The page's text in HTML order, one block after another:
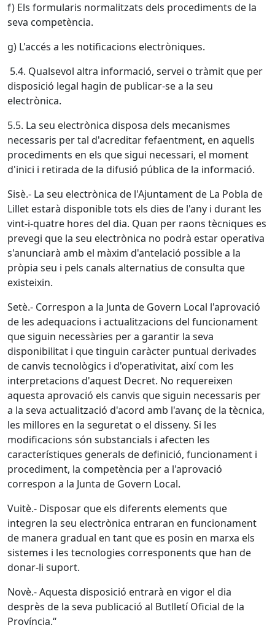
f) Els formularis normalitzats dels procediments de la
seva competència.
g) L'accés a les notificacions electròniques.
5.4. Qualsevol altra informació, servei o tràmit que per
disposició legal hagin de publicar-se a la seu
electrònica.
5.5. La seu electrònica disposa dels mecanismes
necessaris per tal d'acreditar fefaentment, en aquells
procediments en els que sigui necessari, el moment
d'inici i retirada de la difusió pública de la informació.
Sisè.- La seu electrònica de l'Ajuntament de La Pobla de
Lillet estarà disponible tots els dies de l'any i durant les
vint-i-quatre hores del dia. Quan per raons tècniques es
prevegi que la seu electrònica no podrà estar operativa
s'anunciarà amb el màxim d'antelació possible a la
pròpia seu i pels canals alternatius de consulta que
existeixin.
Setè.- Correspon a la Junta de Govern Local l'aprovació
de les adequacions i actualitzacions del funcionament
que siguin necessàries per a garantir la seva
disponibilitat i que tinguin caràcter puntual derivades
de canvis tecnològics i d'operativitat, així com les
interpretacions d'aquest Decret. No requereixen
aquesta aprovació els canvis que siguin necessaris per
a la seva actualització d'acord amb l'avanç de la tècnica,
les millores en la seguretat o el disseny. Si les
modificacions són substancials i afecten les
característiques generals de definició, funcionament i
procediment, la competència per a l'aprovació
correspon a la Junta de Govern Local.
Vuitè.- Disposar que els diferents elements que
integren la seu electrònica entraran en funcionament
de manera gradual en tant que es posin en marxa els
sistemes i les tecnologies corresponents que han de
donar-li suport.
Novè.- Aquesta disposició entrarà en vigor el dia
desprès de la seva publicació al Butlletí Oficial de la
Província.“